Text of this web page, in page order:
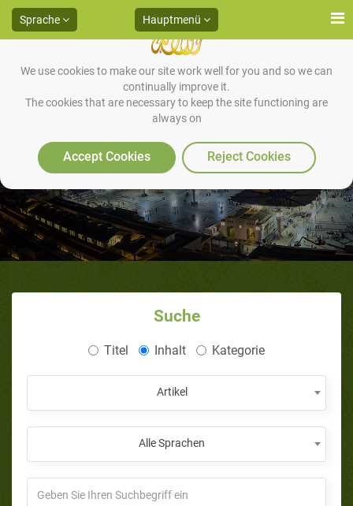
We use cookies to make our site work well for you and so we can
continually improve it.
The cookies that are necessary to keep the site functioning are
always on
Accept Cookies Reject Cookies
Sprache Hauptmenü
Ahmed Deedat (Südafrika)
Suche
Titel Inhalt Kategorie
Artikel
Alle Sprachen